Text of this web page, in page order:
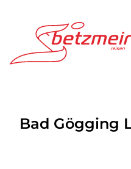
Highlights
Bad Gögging